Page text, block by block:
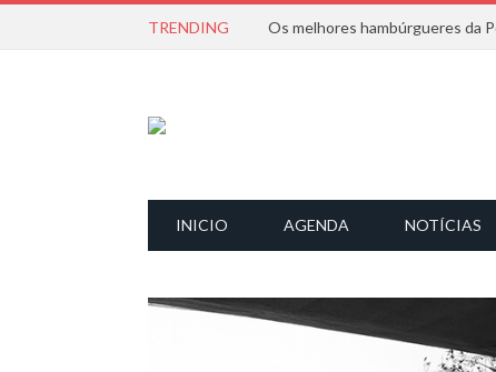
TRENDING Os melhores hambúrgueres da
INICIO AGENDA NOTÍCIAS